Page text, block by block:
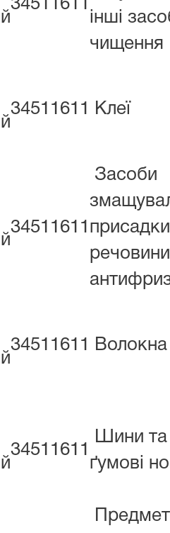
34511611
інші
чищення
34511611 Клеї
34511611
Засоби
речовини
34511611 Волокна
34511611
Шини
ґумові